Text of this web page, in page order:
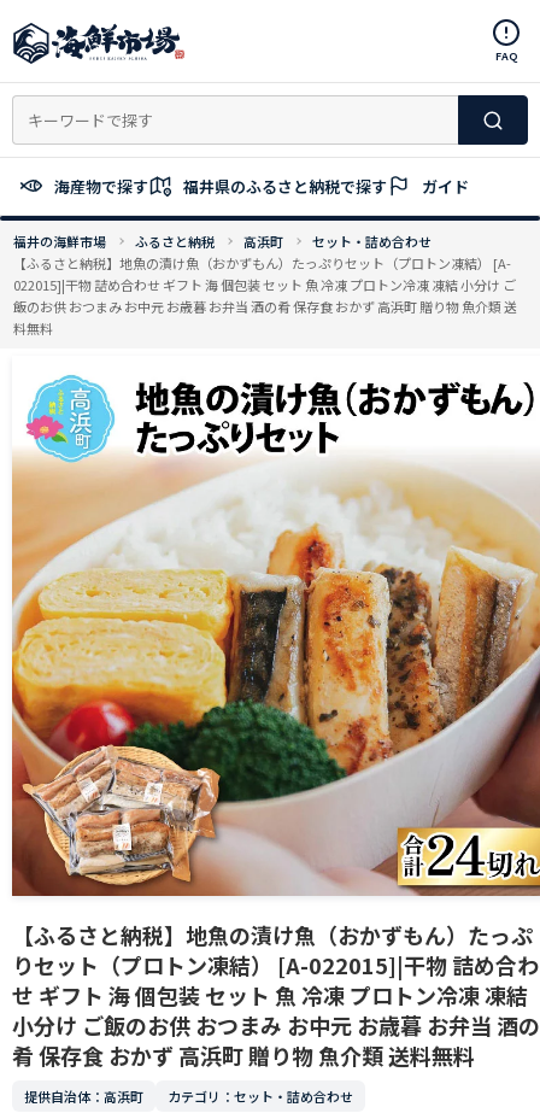
ン
ン
へ
ッ
FAQ
海産物で探す 福井県のふるさと納税で探す ガイド
福井の海鮮市場 ふるさと納税 高浜町
セット・詰め合わせ
【ふるさと納税】地魚の漬け魚（おかずもん）たっぷりセット（プロトン凍結） [A-
022015]|干物 詰め合わせ ギフト 海 個包装 セット 魚 冷凍 プロトン冷凍 凍結 小分け ご
飯のお供 おつまみ お中元 お歳暮 お弁当 酒の肴 保存食 おかず 高浜町 贈り物 魚介類 送
料無料
【ふるさと納税】地魚の漬け魚（おかずもん）たっぷ
りセット（プロトン凍結） [A-022015]|干物 詰め合わ
せ ギフト 海 個包装 セット 魚 冷凍 プロトン冷凍 凍結
小分け ご飯のお供 おつまみ お中元 お歳暮 お弁当 酒の
肴 保存食 おかず 高浜町 贈り物 魚介類 送料無料
提供自治体：高浜町 カテゴリ：セット・詰め合わせ